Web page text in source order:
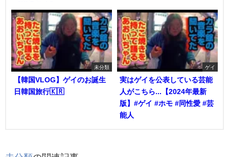
未分類
【韓国VLOG】ゲイのお誕生
日韓国旅行🇰🇷
ゲイ
実はゲイを公表している芸能
人がこちら...【2024年最新
版】#ゲイ #ホモ #同性愛 #芸
能人